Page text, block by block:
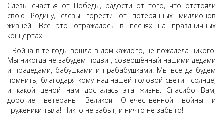
Слезы счастья от Победы, радости от того, что отстояли
свою Родину, слезы горести от потерянных миллионов
жизней. Все это отражалось в песнях на праздничных
концертах.
Война в те годы вошла в дом каждого, не пожалела никого.
Мы никогда не забудем подвиг, совершённый нашими дедами
и прадедами, бабушками и прабабушками. Мы всегда будем
помнить, благодаря кому над нашей головой светит солнце,
и какой ценой нам досталась эта жизнь. Спасибо Вам,
дорогие ветераны Великой Отечественной войны и
труженики тыла! Никто не забыт, и ничто не забыто!